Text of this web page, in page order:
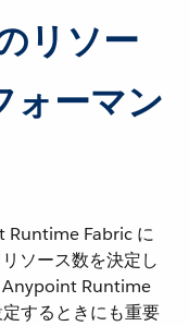
リソー
ォーマン
Runtime Fabric に
ソース数を決定し
Anypoint Runtime
するときにも重要